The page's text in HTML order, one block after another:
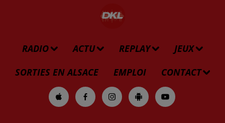
RADIO ACTU REPLAY
JEUX
SORTIES EN ALSACE
EMPLOI CONTACT